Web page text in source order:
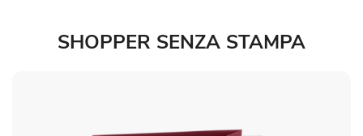
SHOPPER SENZA STAMPA